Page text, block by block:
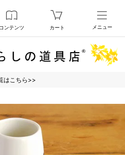
コンテンツ カート メニュー
はこちら>>